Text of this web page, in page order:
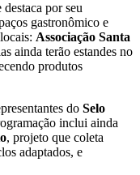
destaca por seu
gastronômico e
Associação Santa
ainda terão estandes no
produtos
do Selo
inclui ainda
, projeto que coleta
adaptados, e